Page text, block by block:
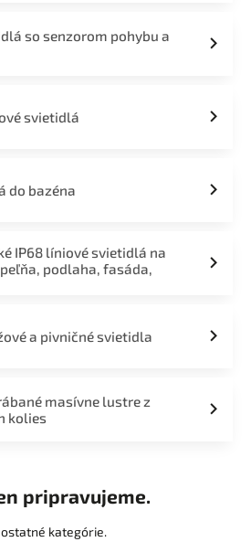
so senzorom pohybu a
svietidlá
do bazéna
IP68 líniové svietidlá na
podlaha, fasáda,
a pivničné svietidla
masívne lustre z
kolies
pripravujeme.
kategórie.